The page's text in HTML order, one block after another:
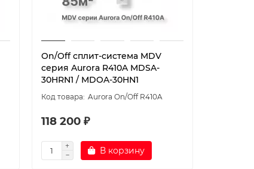
On/Off сплит-система MDV
серия Aurora R410A MDSA-
30HRN1 / MDOA-30HN1
Aurora On/Off R410A
118 200 ₽
В корзину